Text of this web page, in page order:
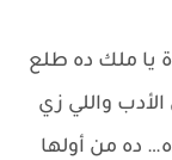
يا ملك ده طلع
واللي زي
ده من أولها